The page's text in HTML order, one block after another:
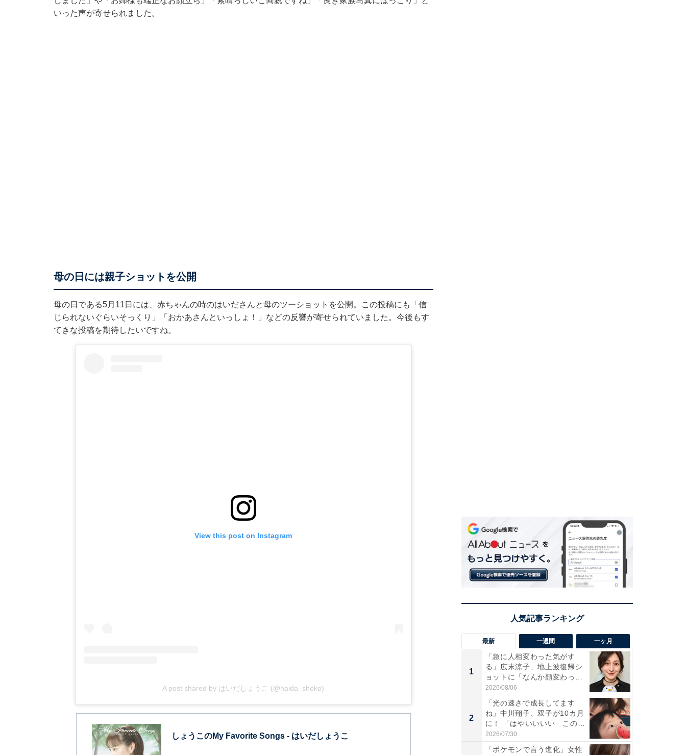
いった声が寄せられました。
母の日には親子ショットを公開
母の日である5月11日には、赤ちゃんの時のはいださんと母のツーショットを公開。この投稿にも「信
じられないぐらいそっくり」「おかあさんといっしょ！」などの反響が寄せられていました。今後もす
てきな投稿を期待したいですね。
View this post on Instagram
A post shared by はいだしょうこ (@haida_shoko)
しょうこのMy Favorite Songs - はいだしょうこ
最新 一週間 一ヶ月
1
「急に人相変わった気がす
る」広末涼子、地上波復帰シ
ョットに「なんか顔変わっ
た」の...
2026/08/06
2
「光の速さで成長してます
ね」中川翔子、双子が10カ月
に！ 「はやいいいい この
前...
2026/07/30
「ポケモンで言う進化」女性